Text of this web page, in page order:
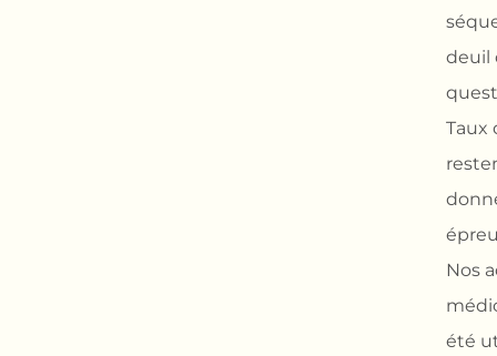
deuil
Taux
Nos
été